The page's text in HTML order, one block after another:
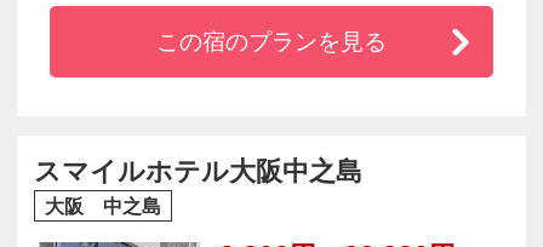
・市内へのアクセスに優れ、京都も京阪電車直
通で約50分！
す。
この宿のプランを見る
スマイルホテル大阪中之島
大阪 中之島